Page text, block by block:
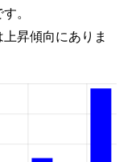
。
昇傾向にありま